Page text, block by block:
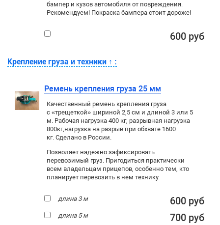
бампер и кузов автомобиля от повреждения.
Рекомендуем! Покраска бампера стоит дороже!
600 руб
Крепление груза и техники ↑ :
Ремень крепления груза 25 мм
Качественный ремень крепления груза
с «трещеткой» шириной 2,5 см и длиной 3 или 5
м. Рабочая нагрузка 400 кг, разрывная нагрузка
800кг,нагрузка на разрыв при обхвате 1600
кг. Сделано в России.
Позволяет надежно зафиксировать
перевозимый груз. Пригодиться практически
всем владельцам прицепов, особенно тем, кто
планирует перевозить в нем технику.
длина 3 м 600 руб
длина 5 м 700 руб